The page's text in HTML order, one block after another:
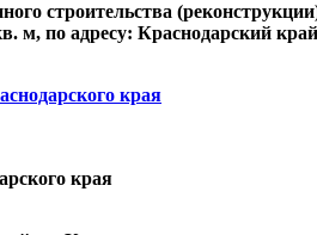
строительства
м, по адресу: Краснодарский
края
края